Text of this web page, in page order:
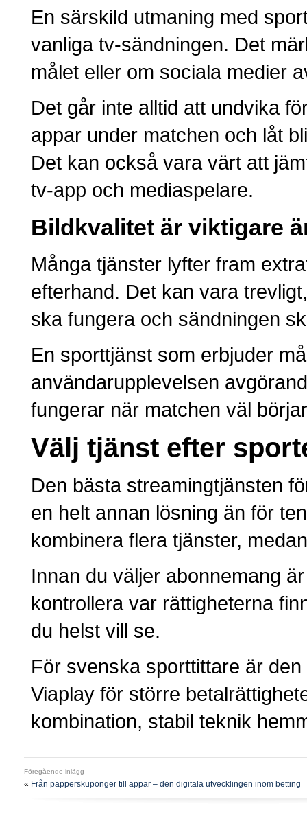
En särskild utmaning med
vanliga tv-sändningen. Det
målet eller om sociala medier
Det går inte alltid att undvika
appar under matchen och låt
Det kan också vara värt att
tv-app och mediaspelare.
Bildkvalitet är viktigare
Många tjänster lyfter fram
efterhand. Det kan vara
ska fungera och sändningen
En sporttjänst som erbjuder
användarupplevelsen
fungerar när matchen väl
Välj tjänst efter
Den bästa streamingtjänsten
en helt annan lösning än för
kombinera flera tjänster,
Innan du väljer abonnemang
kontrollera var rättigheterna
du helst vill se.
För svenska sporttittare är
Viaplay för större
kombination, stabil teknik
Föregående inlägg
« Från papperskuponger till appar – den digitala utvecklingen inom betting